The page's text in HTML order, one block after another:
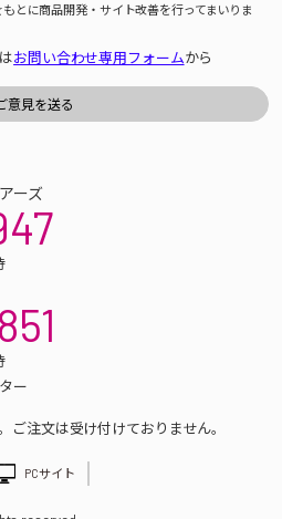
とに商品開発・サイト改善を行ってまいりま
お問い合わせ専用フォームから
ーズ
ー
注文は受け付けておりません。
PCサイト